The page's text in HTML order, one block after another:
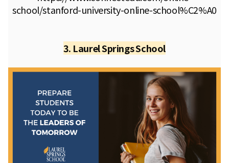
school/stanford-university-online-school%C2%A0
3. Laurel Springs School